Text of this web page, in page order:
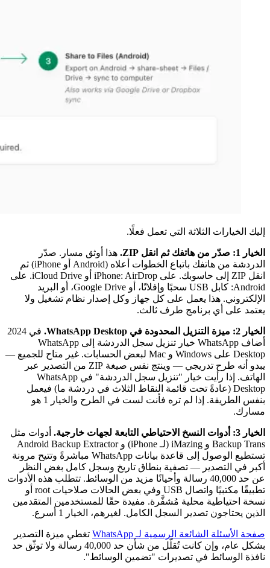
إليك الخيارات الثلاثة التي تعمل فعلًا.
الخيار 1: صدّر من هاتفك ثم انقل ZIP.
هذا أوثق مسار. صدّر
الدردشة من هاتفك باتباع الخطوات أعلاه (Android أو iPhone) ثم
انقل ZIP إلى حاسوبك. على iPhone: AirDrop أو iCloud Drive. على
Android: كابل USB سحبًا وإفلاتًا، أو Google Drive، أو البريد
الإلكتروني. هذا يعمل على كل جهاز وكل إصدار نظام تشغيل ولا
يعتمد على أي برنامج طرف ثالث.
الخيار 2: ميزة التنزيل المحدودة في WhatsApp Desktop.
في 2024
أضاف WhatsApp خيار تنزيل سجل الدردشة إلى WhatsApp
Desktop على Windows و Mac لبعض الحسابات. غير متاح للجميع —
يبدو أنه طرح تدريجي — وينتج نفس صيغة ZIP من التصدير عبر
الهاتف. إذا رأيت خيار "تنزيل سجل الدردشة" في WhatsApp
Desktop (عادةً تحت قائمة النقاط الثلاث في دردشة ما) فيعمل
بنفس الطريقة. إذا لم تره فأنت لست في الطرح والخيار 1 هو
مسارك.
الخيار 3: أدوات النسخ الاحتياطي التابعة لجهات خارجية.
أدوات مثل
Backup Trans و iMazing (لـ iPhone) و Android Backup Extractor
تستطيع الوصول إلى قاعدة بيانات WhatsApp مباشرةً وتتيح مرونة
أكبر في التصدير — تصفية بنطاق تاريخ وسجل كامل بغض النظر
عن حد 40,000 رسالة وأحيانًا مزيد من الوسائط. تتطلب هذه الأدوات
تطبيقًا مكتبيًا واتصال USB وفي بعض الحالات صلاحيات root أو
نسخة احتياطية محلية مُشفَّرة. مفيدة حقًا للمستخدمين المتقدمين
الذين يحتاجون تصدير السجل الكامل. لغيرهم، الخيار 1 أسرع.
صفحة الأسئلة الشائعة الرسمية لـ WhatsApp
تغطي ميزة التصدير
بشكل عام، وإن كانت تُقلّل من شأن حد 40,000 رسالة ولا توثّق حد
نافذة الوسائط في تصديرات "تضمين الوسائط".